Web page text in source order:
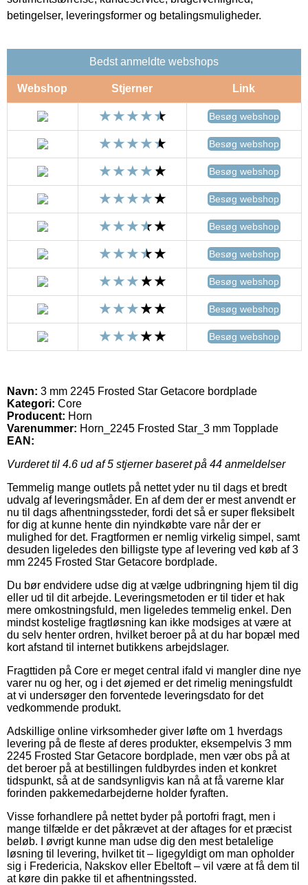
betingelser, leveringsformer og betalingsmuligheder.
Bedst anmeldte webshops
Webshop Stjerner Link
Besøg webshop
Besøg webshop
Besøg webshop
Besøg webshop
Besøg webshop
Besøg webshop
Besøg webshop
Besøg webshop
Besøg webshop
Navn: 3 mm 2245 Frosted Star Getacore bordplade
Kategori: Core
Producent: Horn
Varenummer: Horn_2245 Frosted Star_3 mm Topplade
EAN:
Vurderet til 4.6 ud af 5 stjerner baseret på 44 anmeldelser
Temmelig mange outlets på nettet yder nu til dags et bredt
udvalg af leveringsmåder. En af dem der er mest anvendt er
nu til dags afhentningssteder, fordi det så er super fleksibelt
for dig at kunne hente din nyindkøbte vare når der er
mulighed for det. Fragtformen er nemlig virkelig simpel, samt
desuden ligeledes den billigste type af levering ved køb af 3
mm 2245 Frosted Star Getacore bordplade.
Du bør endvidere udse dig at vælge udbringning hjem til dig
eller ud til dit arbejde. Leveringsmetoden er til tider et hak
mere omkostningsfuld, men ligeledes temmelig enkel. Den
mindst kostelige fragtløsning kan ikke modsiges at være at
du selv henter ordren, hvilket beroer på at du har bopæl med
kort afstand til internet butikkens arbejdslager.
Fragttiden på Core er meget central ifald vi mangler dine nye
varer nu og her, og i det øjemed er det rimelig meningsfuldt
at vi undersøger den forventede leveringsdato for det
vedkommende produkt.
Adskillige online virksomheder giver løfte om 1 hverdags
levering på de fleste af deres produkter, eksempelvis 3 mm
2245 Frosted Star Getacore bordplade, men vær obs på at
det beroer på at bestillingen fuldbyrdes inden et konkret
tidspunkt, så at de sandsynligvis kan nå at få varerne klar
forinden pakkemedarbejderne holder fyraften.
Visse forhandlere på nettet byder på portofri fragt, men i
mange tilfælde er det påkrævet at der aftages for et præcist
beløb. I øvrigt kunne man udse dig den mest betalelige
løsning til levering, hvilket tit – ligegyldigt om man opholder
sig i Fredericia, Nakskov eller Ebeltoft – vil være at få dem til
at køre din pakke til et afhentningssted.